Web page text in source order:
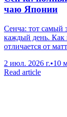
чаю Японии
Сенча: тот самый
каждый день. Как
отличается от
2 июл. 2026 г.•10
Read article